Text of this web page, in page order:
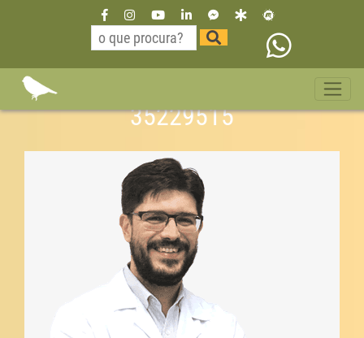
Dr Willian Neurologista São
Paulo Vila Nova Conceição 11
35229515